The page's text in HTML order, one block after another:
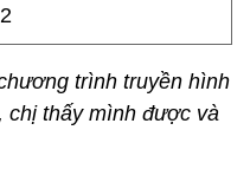
trình truyền hình
chị thấy mình được và